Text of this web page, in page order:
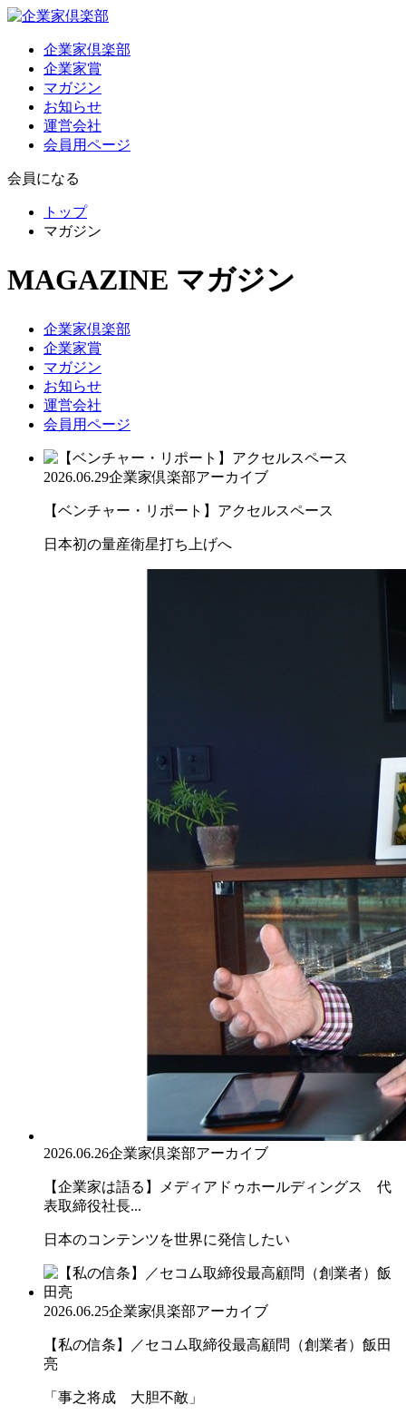
企業家倶楽部
企業家賞
マガジン
お知らせ
運営会社
会員用ページ
会員になる
トップ
マガジン
MAGAZINE マガジン
企業家倶楽部
企業家賞
マガジン
お知らせ
運営会社
会員用ページ
2026.06.29企業家倶楽部アーカイブ
【ベンチャー・リポート】アクセルスペース
日本初の量産衛星打ち上げへ
2026.06.26企業家倶楽部アーカイブ
【企業家は語る】メディアドゥホールディングス 代
表取締役社長...
日本のコンテンツを世界に発信したい
2026.06.25企業家倶楽部アーカイブ
【私の信条】／セコム取締役最高顧問（創業者）飯田
亮
「事之将成 大胆不敵」